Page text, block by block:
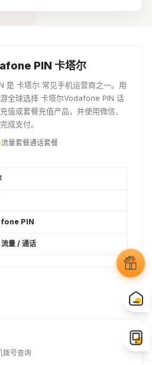
PIN 卡塔尔
是 卡塔尔 常见手机运营商之一。用
全球选择 卡塔尔Vodafone PIN 话
值或套餐充值产品，并使用微信、
成支付。
流量套餐通话套餐
PIN
量 / 通话
拨号查询